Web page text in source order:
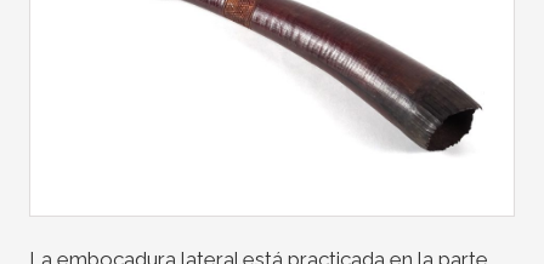
La embocadura lateral está practicada en la parte